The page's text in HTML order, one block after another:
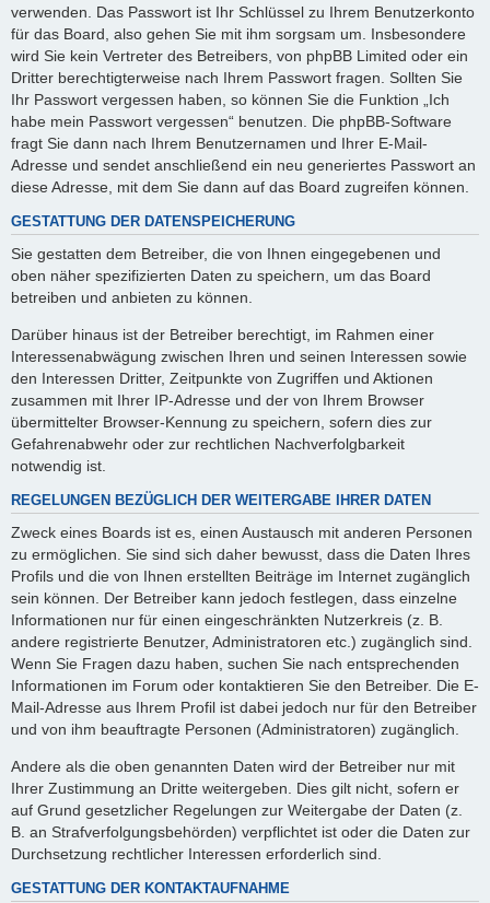
verwenden. Das Passwort ist Ihr Schlüssel zu Ihrem Benutzerkonto
für das Board, also gehen Sie mit ihm sorgsam um. Insbesondere
wird Sie kein Vertreter des Betreibers, von phpBB Limited oder ein
Dritter berechtigterweise nach Ihrem Passwort fragen. Sollten Sie
Ihr Passwort vergessen haben, so können Sie die Funktion „Ich
habe mein Passwort vergessen“ benutzen. Die phpBB-Software
fragt Sie dann nach Ihrem Benutzernamen und Ihrer E-Mail-
Adresse und sendet anschließend ein neu generiertes Passwort an
diese Adresse, mit dem Sie dann auf das Board zugreifen können.
GESTATTUNG DER DATENSPEICHERUNG
Sie gestatten dem Betreiber, die von Ihnen eingegebenen und
oben näher spezifizierten Daten zu speichern, um das Board
betreiben und anbieten zu können.
Darüber hinaus ist der Betreiber berechtigt, im Rahmen einer
Interessenabwägung zwischen Ihren und seinen Interessen sowie
den Interessen Dritter, Zeitpunkte von Zugriffen und Aktionen
zusammen mit Ihrer IP-Adresse und der von Ihrem Browser
übermittelter Browser-Kennung zu speichern, sofern dies zur
Gefahrenabwehr oder zur rechtlichen Nachverfolgbarkeit
notwendig ist.
REGELUNGEN BEZÜGLICH DER WEITERGABE IHRER DATEN
Zweck eines Boards ist es, einen Austausch mit anderen Personen
zu ermöglichen. Sie sind sich daher bewusst, dass die Daten Ihres
Profils und die von Ihnen erstellten Beiträge im Internet zugänglich
sein können. Der Betreiber kann jedoch festlegen, dass einzelne
Informationen nur für einen eingeschränkten Nutzerkreis (z. B.
andere registrierte Benutzer, Administratoren etc.) zugänglich sind.
Wenn Sie Fragen dazu haben, suchen Sie nach entsprechenden
Informationen im Forum oder kontaktieren Sie den Betreiber. Die E-
Mail-Adresse aus Ihrem Profil ist dabei jedoch nur für den Betreiber
und von ihm beauftragte Personen (Administratoren) zugänglich.
Andere als die oben genannten Daten wird der Betreiber nur mit
Ihrer Zustimmung an Dritte weitergeben. Dies gilt nicht, sofern er
auf Grund gesetzlicher Regelungen zur Weitergabe der Daten (z.
B. an Strafverfolgungsbehörden) verpflichtet ist oder die Daten zur
Durchsetzung rechtlicher Interessen erforderlich sind.
GESTATTUNG DER KONTAKTAUFNAHME